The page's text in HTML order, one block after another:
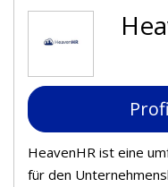
HeavenHR ist eine
für den